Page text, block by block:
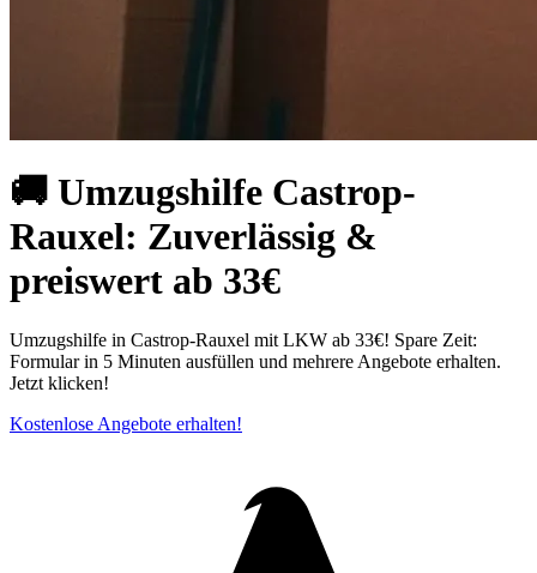
🚚 Umzugshilfe Castrop-
Rauxel: Zuverlässig &
preiswert ab 33€
Umzugshilfe in Castrop-Rauxel mit LKW ab 33€! Spare Zeit:
Formular in 5 Minuten ausfüllen und mehrere Angebote erhalten.
Jetzt klicken!
Kostenlose Angebote erhalten!